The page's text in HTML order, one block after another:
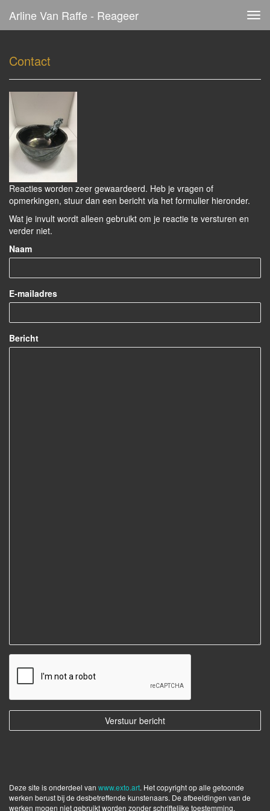
Arline Van Raffe - Reageer
Contact
Reacties worden zeer gewaardeerd. Heb je vragen of
opmerkingen, stuur dan een bericht via het formulier hieronder.
Wat je invult wordt alleen gebruikt om je reactie te versturen en
verder niet.
Naam
E-mailadres
Bericht
Deze site is onderdeel van www.exto.art. Het copyright op alle getoonde
werken berust bij de desbetreffende kunstenaars. De afbeeldingen van de
werken mogen niet gebruikt worden zonder schriftelijke toestemming.